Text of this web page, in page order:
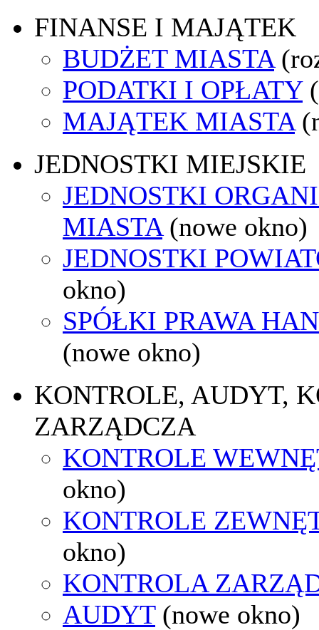
FINANSE I MAJĄTEK
BUDŻET MIASTA
PODATKI I OPŁATY
MAJĄTEK MIASTA
JEDNOSTKI MIEJSKIE
JEDNOSTKI
MIASTA (nowe okno)
JEDNOSTKI
okno)
SPÓŁKI PRAWA
(nowe okno)
KONTROLE, AUDYT,
ZARZĄDCZA
KONTROLE
okno)
KONTROLE
okno)
KONTROLA
AUDYT (nowe okno)